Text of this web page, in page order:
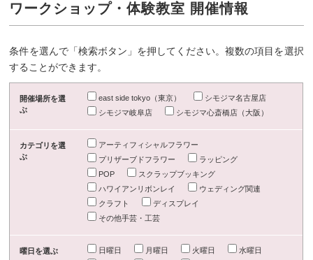
ワークショップ・体験教室 開催情報
条件を選んで「検索ボタン」を押してください。複数の項目を選択
することができます。
開催場所を選
ぶ
east side tokyo（東京）
シモジマ名古屋店
シモジマ岐阜店
シモジマ心斎橋店（大阪）
カテゴリを選
ぶ
アーティフィシャルフラワー
プリザーブドフラワー
ラッピング
POP
スクラップブッキング
ハワイアンリボンレイ
ウェディング関連
クラフト
ディスプレイ
その他手芸・工芸
曜日を選ぶ 日曜日 月曜日 火曜日
水曜日